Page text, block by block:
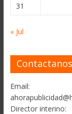
31
« Jul
Contactanos
Email:
Director interino: